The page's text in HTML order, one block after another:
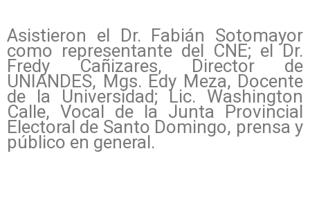
Asistieron el Dr. Fabián Sotomayor
como representante del CNE; el Dr.
Fredy Cañizares, Director de
UNIANDES, Mgs. Edy Meza, Docente
de la Universidad; Lic. Washington
Calle, Vocal de la Junta Provincial
Electoral de Santo Domingo, prensa y
público en general.